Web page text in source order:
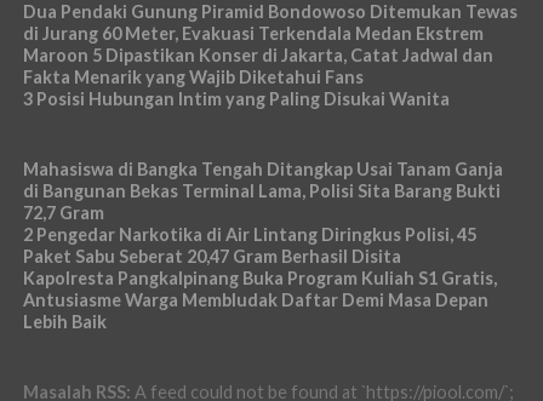
Dua Pendaki Gunung Piramid Bondowoso Ditemukan Tewas
di Jurang 60 Meter, Evakuasi Terkendala Medan Ekstrem
Maroon 5 Dipastikan Konser di Jakarta, Catat Jadwal dan
Fakta Menarik yang Wajib Diketahui Fans
3 Posisi Hubungan Intim yang Paling Disukai Wanita
Mahasiswa di Bangka Tengah Ditangkap Usai Tanam Ganja
di Bangunan Bekas Terminal Lama, Polisi Sita Barang Bukti
72,7 Gram
2 Pengedar Narkotika di Air Lintang Diringkus Polisi, 45
Paket Sabu Seberat 20,47 Gram Berhasil Disita
Kapolresta Pangkalpinang Buka Program Kuliah S1 Gratis,
Antusiasme Warga Membludak Daftar Demi Masa Depan
Lebih Baik
Masalah RSS: A feed could not be found at `https://piool.com/`;